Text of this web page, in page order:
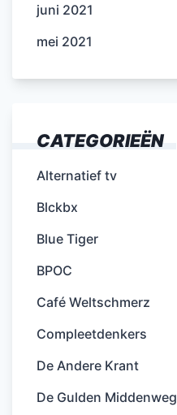
juni 2021
mei 2021
CATEGORIEËN
Alternatief tv
Blckbx
Blue Tiger
BPOC
Café Weltschmerz
Compleetdenkers
De Andere Krant
De Gulden Middenweg